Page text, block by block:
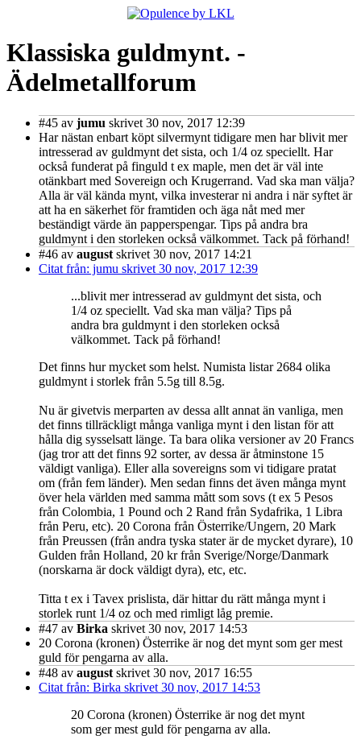
Klassiska guldmynt. -
Ädelmetallforum
#45 av jumu skrivet 30 nov, 2017 12:39
Har nästan enbart köpt silvermynt tidigare men har blivit mer
intresserad av guldmynt det sista, och 1/4 oz speciellt. Har
också funderat på finguld t ex maple, men det är väl inte
otänkbart med Sovereign och Krugerrand. Vad ska man välja?
Alla är väl kända mynt, vilka investerar ni andra i när syftet är
att ha en säkerhet för framtiden och äga nåt med mer
beständigt värde än papperspengar. Tips på andra bra
guldmynt i den storleken också välkommet. Tack på förhand!
#46 av august skrivet 30 nov, 2017 14:21
Citat från: jumu skrivet 30 nov, 2017 12:39
...blivit mer intresserad av guldmynt det sista, och
1/4 oz speciellt. Vad ska man välja? Tips på
andra bra guldmynt i den storleken också
välkommet. Tack på förhand!
Det finns hur mycket som helst. Numista listar 2684 olika
guldmynt i storlek från 5.5g till 8.5g.
Nu är givetvis merparten av dessa allt annat än vanliga, men
det finns tillräckligt många vanliga mynt i den listan för att
hålla dig sysselsatt länge. Ta bara olika versioner av 20 Francs
(jag tror att det finns 92 sorter, av dessa är åtminstone 15
väldigt vanliga). Eller alla sovereigns som vi tidigare pratat
om (från fem länder). Men sedan finns det även många mynt
över hela världen med samma mått som sovs (t ex 5 Pesos
från Colombia, 1 Pound och 2 Rand från Sydafrika, 1 Libra
från Peru, etc). 20 Corona från Österrike/Ungern, 20 Mark
från Preussen (från andra tyska stater är de mycket dyrare), 10
Gulden från Holland, 20 kr från Sverige/Norge/Danmark
(norskarna är dock väldigt dyra), etc, etc.
Titta t ex i Tavex prislista, där hittar du rätt många mynt i
storlek runt 1/4 oz och med rimligt låg premie.
#47 av Birka skrivet 30 nov, 2017 14:53
20 Corona (kronen) Österrike är nog det mynt som ger mest
guld för pengarna av alla.
#48 av august skrivet 30 nov, 2017 16:55
Citat från: Birka skrivet 30 nov, 2017 14:53
20 Corona (kronen) Österrike är nog det mynt
som ger mest guld för pengarna av alla.